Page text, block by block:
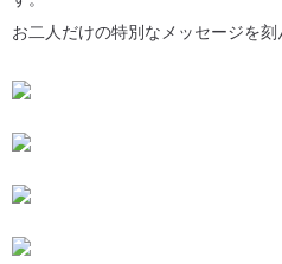
お二人だけの特別なメッセージを刻